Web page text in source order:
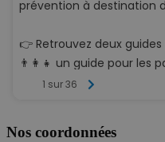
Nos coordonnées